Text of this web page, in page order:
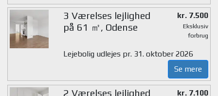
3 Værelses lejlighed
på 61 ㎡, Odense
kr. 7.500
Eksklusiv
forbrug
Lejebolig udlejes pr. 31. oktober 2026
Se mere
2 Værelses lejlighed kr. 7.100